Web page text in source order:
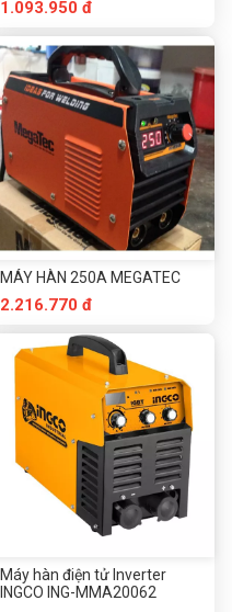
1.093.950 đ
MÁY HÀN 250A MEGATEC
2.216.770 đ
Máy hàn điện tử Inverter
INGCO ING-MMA20062